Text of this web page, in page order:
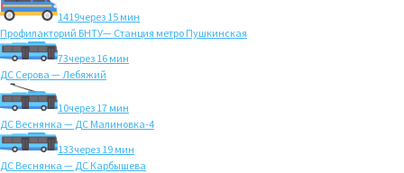
1419через 15 мин
Профилакторий БНТУ— Станция метро Пушкинская
73через 16 мин
ДС Серова — Лебяжий
10через 17 мин
ДС Веснянка — ДС Малиновка-4
133через 19 мин
ДС Веснянка — ДС Карбышева